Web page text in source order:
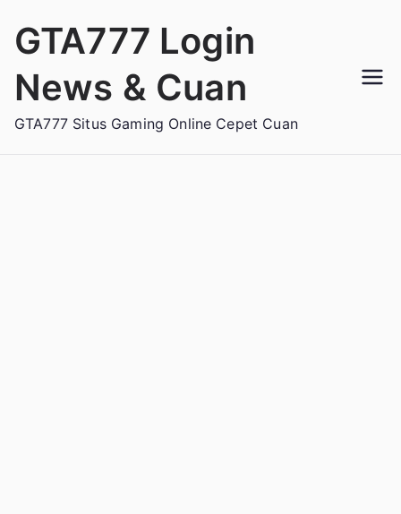
GTA777 Login
News & Cuan
GTA777 Situs Gaming Online Cepet Cuan